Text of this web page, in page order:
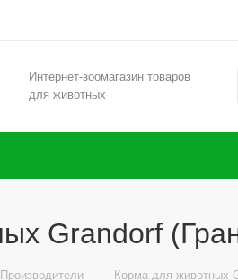
Интернет-зоомагазин товаров
для животных
Grandorf
Производители — Корма для животных